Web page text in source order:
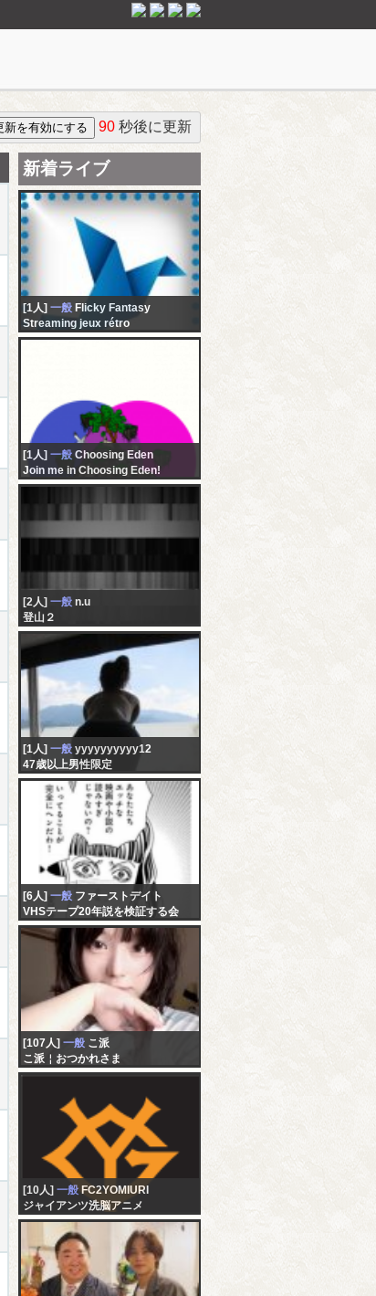
90 秒後に更新
新着ライブ
[1人] 一般 Flicky Fantasy
Streaming jeux rétro
[1人] 一般 Choosing Eden
Join me in Choosing Eden!
[2人] 一般 n.u
登山２
[1人] 一般 yyyyyyyyyy12
47歳以上男性限定
[6人] 一般 ファーストデイト
VHSテープ20年説を検証する会
[107人] 一般 こ派
こ派￤おつかれさま
[10人] 一般 FC2YOMIURI
ジャイアンツ洗脳アニメ